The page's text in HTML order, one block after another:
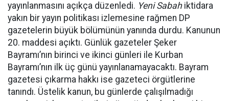
yayınlanmasını açıkça düzenledi. Yeni Sabahiktidara
yakın bir yayın politikası izlemesine rağmen DP
gazetelerin büyük bölümünün yanında durdu. Kanunun
20. maddesi açıktı. Günlük gazeteler Şeker
Bayramı’nın birinci ve ikinci günleri ile Kurban
Bayramı’nın ilk üç günü yayınlanamayacaktı. Bayram
gazetesi çıkarma hakkı ise gazeteci örgütlerine
tanındı. Üstelik kanun, bu günlerde çalışılmadığı